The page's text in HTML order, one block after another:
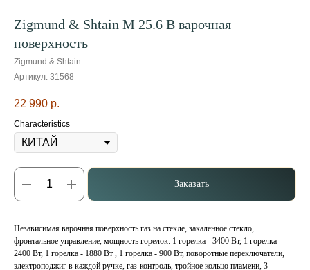
Zigmund & Shtain M 25.6 B варочная
поверхность
Zigmund & Shtain
Артикул: 31568
22 990 р.
Characteristics
Заказать
Независимая варочная поверхность газ на стекле, закаленное стекло,
фронтальное управление, мощность горелок: 1 горелка - 3400 Вт, 1 горелка -
2400 Вт, 1 горелка - 1880 Вт , 1 горелка - 900 Вт, поворотные переключатели,
электроподжиг в каждой ручке, газ-контроль, тройное кольцо пламени, 3